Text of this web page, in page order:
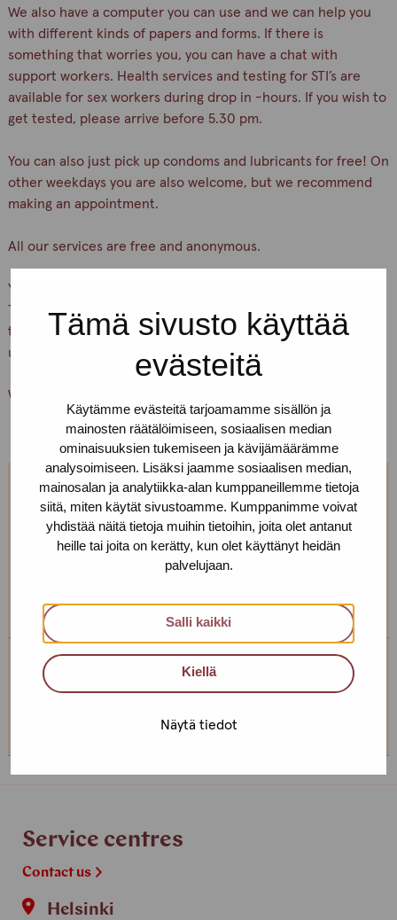
Tämä sivusto käyttää
evästeitä
Käytämme evästeitä tarjoamamme sisällön ja
mainosten räätälöimiseen, sosiaalisen median
ominaisuuksien tukemiseen ja kävijämäärämme
analysoimiseen. Lisäksi jaamme sosiaalisen median,
mainosalan ja analytiikka-alan kumppaneillemme tietoja
siitä, miten käytät sivustoamme. Kumppanimme voivat
yhdistää näitä tietoja muihin tietoihin, joita olet antanut
heille tai joita on kerätty, kun olet käyttänyt heidän
palvelujaan.
Salli kaikki
Kiellä
Näytä tiedot
We also have a computer you can use and we can help you
with different kinds of papers and forms. If there is
something that worries you, you can have a chat with
support workers. Health services and testing for STI’s are
available for sex workers during drop in -hours. If you wish to
get tested, please arrive before 5.30 pm.
You can also just pick up condoms and lubricants for free! On
other weekdays you are also welcome, but we recommend
making an appointment.
All our services are free and anonymous.
You can find our office on Yliopistonkatu 24 A 18, 5th floor.
There is a buzzer downstairs. Press the button “Pro-
tukipiste” and wait, we’ll let you in. If you can’t find us, call
us!
Welcome!
Can't come on Tuesdays?
We are open every weekday. You can make
appointment, just call or text us! We can also meet
Service centre Turku
Service centres
Contact us
Helsinki